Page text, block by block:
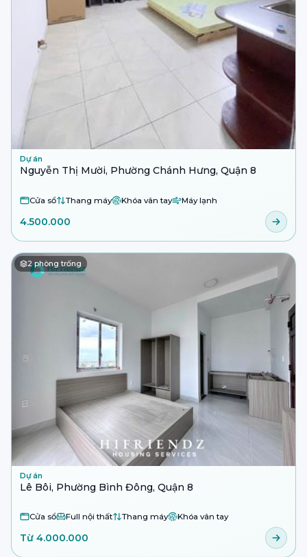
Dự án
Nguyễn Thị Mười, Phường Chánh Hưng, Quận 8
Cửa sổ Thang máy Khóa vân tay Máy lạnh
4.500.000
2phòng trống
Dự án
Lê Bôi, Phường Bình Đông, Quận 8
Cửa sổ Full nội thất Thang máy Khóa vân tay
Từ 4.000.000